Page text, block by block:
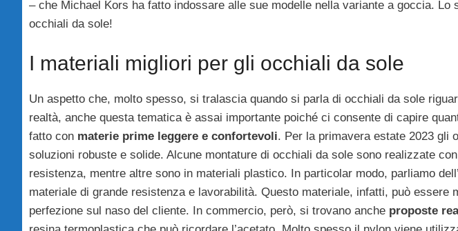
– che Michael Kors ha fatto indossare alle sue modelle nella variante a goccia.
occhiali da sole!
I materiali migliori per gli occhiali da sole
Un aspetto che, molto spesso, si tralascia quando si parla di occhiali da sole
realtà, anche questa tematica è assai importante poiché ci consente di capire
fatto con materie prime leggere e confortevoli. Per la primavera estate 2023 gli
soluzioni robuste e solide. Alcune montature di occhiali da sole sono realizzate
resistenza, mentre altre sono in materiali plastico. In particolar modo, parliamo dell’
materiale di grande resistenza e lavorabilità. Questo materiale, infatti, può essere
perfezione sul naso del cliente. In commercio, però, si trovano anche proposte